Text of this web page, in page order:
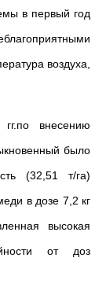
в первый год
воздуха,
внесению
было
(32,51 т/га)
в дозе 7,2 кг
высокая
от доз